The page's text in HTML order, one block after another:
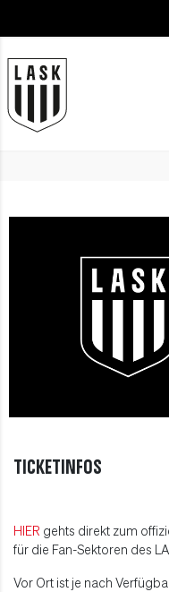
TICKETINFOS
HIER gehts direkt zum
für die Fan-Sektoren des
Vor Ort ist je nach